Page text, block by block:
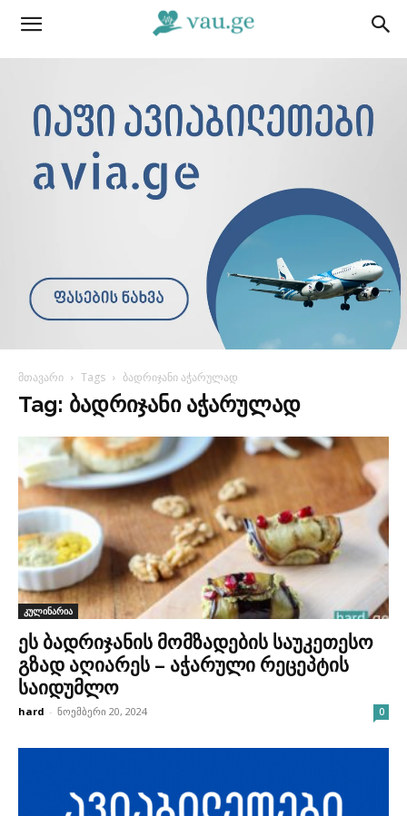
მთავარი Tags ბადრიჯანი აჭარულად
Tag: ბადრიჯანი აჭარულად
კულინარია
ეს ბადრიჯანის მომზადების საუკეთესო
გზად აღიარეს – აჭარული რეცეპტის
საიდუმლო
hard - ნოემბერი 20, 2024 0